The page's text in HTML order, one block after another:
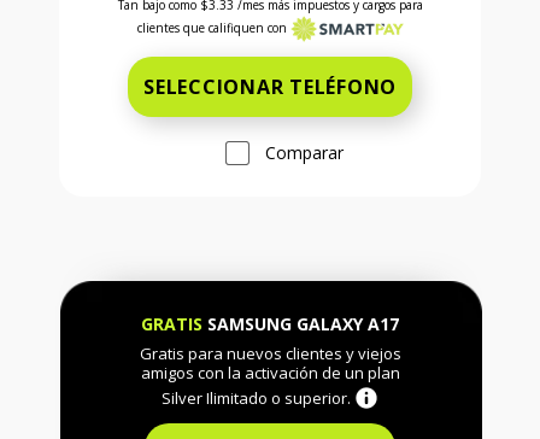
Antes el precio era 99 dollars and 99 cents Ahora
Tan bajo como $3.33 /mes más impuestos y cargos para
clientes que califiquen con
SELECCIONAR TELÉFONO
Comparar
GRATIS SAMSUNG GALAXY A17
Gratis para nuevos clientes y viejos
amigos con la activación de un plan
Silver Ilimitado o superior.